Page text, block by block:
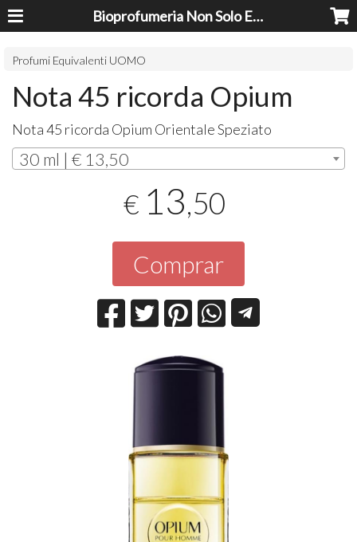
Bioprofumeria Non Solo Essenze
Profumi Equivalenti UOMO
Nota 45 ricorda Opium
Nota 45 ricorda Opium Orientale Speziato
30 ml | € 13,50
€ 13,50
Comprar